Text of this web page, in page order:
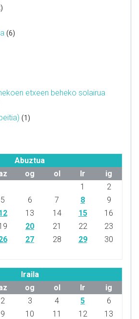
(6)
etxeen beheko solairua
(1)
Abuztua
og ol lr
ig
1
2
5 6 7 8
9
13 14 15
16
20 21 22
23
27 28 29
30
Iraila
og ol lr
ig
2 3 4 5
6
9 10 11 12
13